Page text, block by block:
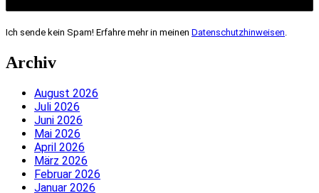
Ich sende kein Spam! Erfahre mehr in meinen Datenschutzhinweisen.
Archiv
August 2026
Juli 2026
Juni 2026
Mai 2026
April 2026
März 2026
Februar 2026
Januar 2026